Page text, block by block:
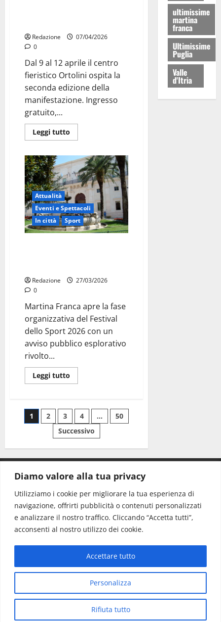
Diamo valore alla tua privacy
Utilizziamo i cookie per migliorare la tua esperienza di
navigazione, offrirti pubblicità o contenuti personalizzati
e analizzare il nostro traffico. Cliccando “Accetta tutti”,
acconsenti al nostro utilizzo dei cookie.
Personalizza
Rifiuta tutto
Accettare tutto
Redazione
07/04/2026
0
Dal 9 al 12 aprile il centro
fieristico Ortolini ospita la
seconda edizione della
manifestazione. Ingresso
gratuito,...
Leggi tutto
Attualità
Eventi e Spettacoli
In città
Sport
Redazione
27/03/2026
0
Martina Franca apre la fase
organizzativa del Festival
dello Sport 2026 con un
avviso pubblico esplorativo
rivolto...
Leggi tutto
1 2 3 4 …
50
Successivo
ultimissime
martina
franca
Ultimissime
Puglia
Valle
d'Itria
CONTATTI.
Redazione: redazione@www.martinasera.it
Direttore:direttore@www.martinasera.it
Info & Commerciale:info@www.martinasera.it
Home News Vivere la città EVENTI
Salute
Il Blog del Direttore
Copyright © All rights reserved.
themes.